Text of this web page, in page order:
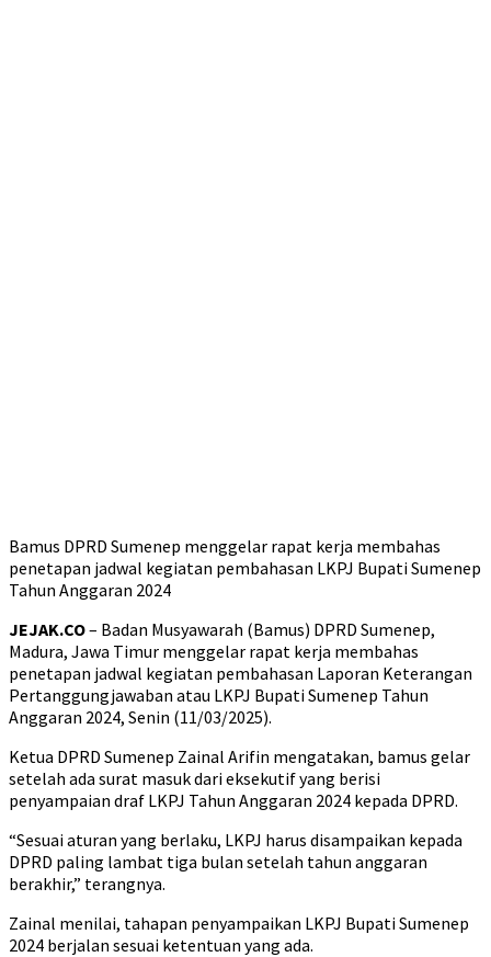
Bamus DPRD Sumenep menggelar rapat kerja membahas
penetapan jadwal kegiatan pembahasan LKPJ Bupati Sumenep
Tahun Anggaran 2024
JEJAK.CO– Badan Musyawarah (Bamus) DPRD Sumenep,
Madura, Jawa Timur menggelar rapat kerja membahas
penetapan jadwal kegiatan pembahasan Laporan Keterangan
Pertanggungjawaban atau LKPJ Bupati Sumenep Tahun
Anggaran 2024, Senin (11/03/2025).
Ketua DPRD Sumenep Zainal Arifin mengatakan, bamus gelar
setelah ada surat masuk dari eksekutif yang berisi
penyampaian draf LKPJ Tahun Anggaran 2024 kepada DPRD.
“Sesuai aturan yang berlaku, LKPJ harus disampaikan kepada
DPRD paling lambat tiga bulan setelah tahun anggaran
berakhir,” terangnya.
Zainal menilai, tahapan penyampaikan LKPJ Bupati Sumenep
2024 berjalan sesuai ketentuan yang ada.